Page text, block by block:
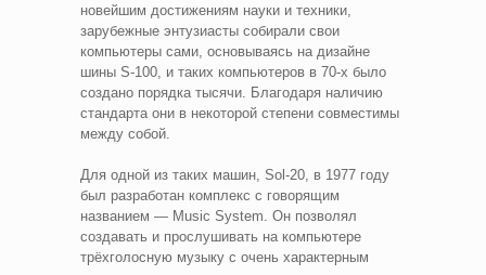
новейшим достижениям науки и техники,
зарубежные энтузиасты собирали свои
компьютеры сами, основываясь на дизайне
шины S-100, и таких компьютеров в 70-х было
создано порядка тысячи. Благодаря наличию
стандарта они в некоторой степени совместимы
между собой.
Для одной из таких машин, Sol-20, в 1977 году
был разработан комплекс с говорящим
названием — Music System. Он позволял
создавать и прослушивать на компьютере
трёхголосную музыку с очень характерным